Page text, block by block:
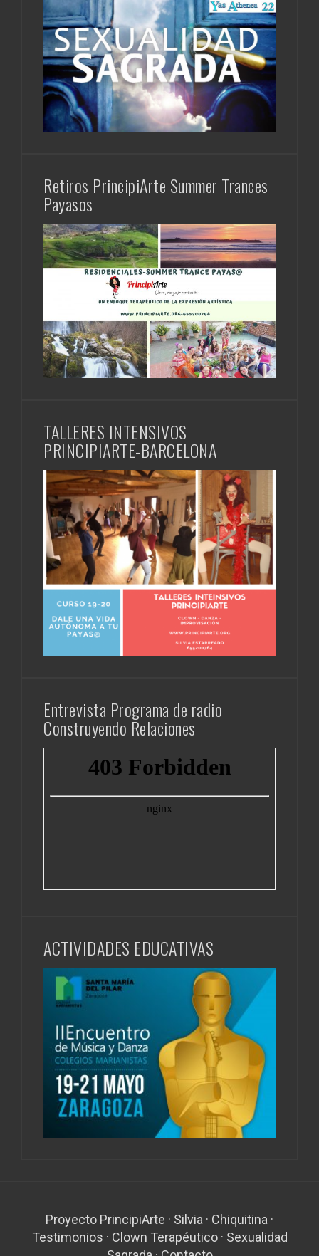
Retiros PrincipiArte Summer Trances
Payasos
TALLERES INTENSIVOS
PRINCIPIARTE-BARCELONA
Entrevista Programa de radio
Construyendo Relaciones
ACTIVIDADES EDUCATIVAS
Proyecto PrincipiArte · Silvia · Chiquitina ·
Testimonios · Clown Terapéutico· Sexualidad